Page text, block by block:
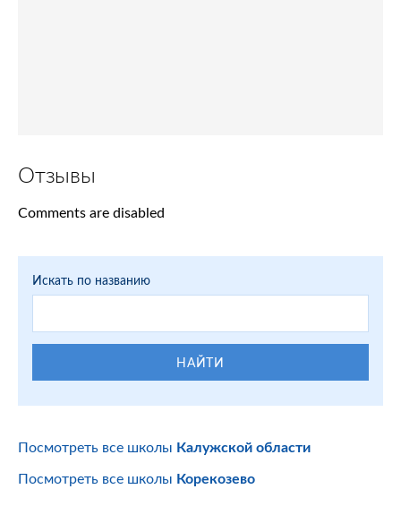
Отзывы
Comments are disabled
Искать по названию
НАЙТИ
Посмотреть все школы Калужской области
Посмотреть все школы Корекозево